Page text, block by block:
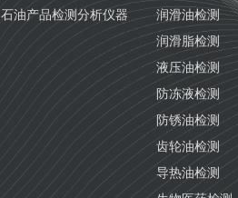
石油产品检测分析仪器
润滑油检测
润滑脂检测
液压油检测
防冻液检测
防锈油检测
齿轮油检测
导热油检测